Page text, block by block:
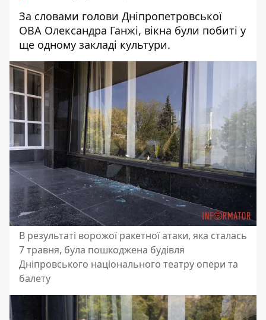
За словами голови Дніпропетровської
ОВА Олександра Ганжі, вікна були побиті у
ще одному закладі культури.
В результаті ворожої ракетної атаки, яка сталась
7 травня, була пошкоджена будівля
Дніпровського національного театру опери та
балету